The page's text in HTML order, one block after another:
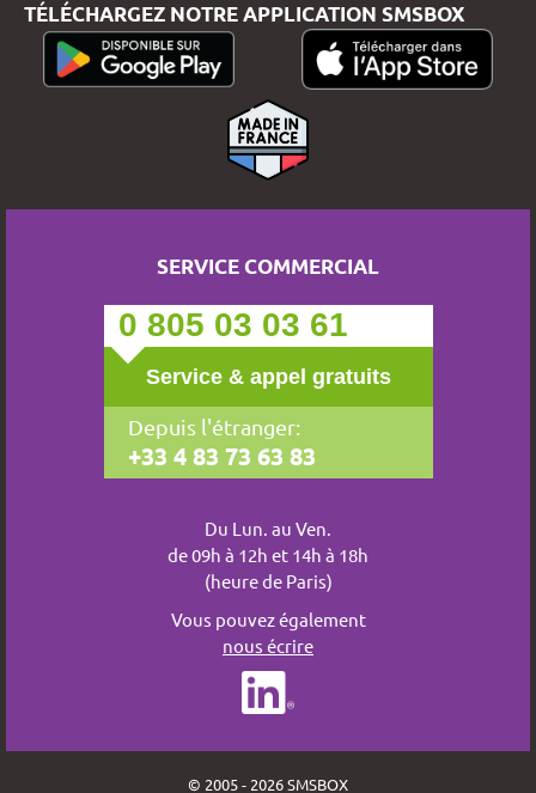
TÉLÉCHARGEZ NOTRE APPLICATION SMSBOX
SERVICE COMMERCIAL
0 805 03 03 61
Service & appel gratuits
Depuis l'étranger:
+33 4 83 73 63 83
Du Lun. au Ven.
de 09h à 12h et 14h à 18h
(heure de Paris)
Vous pouvez également
nous écrire
© 2005 - 2026 SMSBOX